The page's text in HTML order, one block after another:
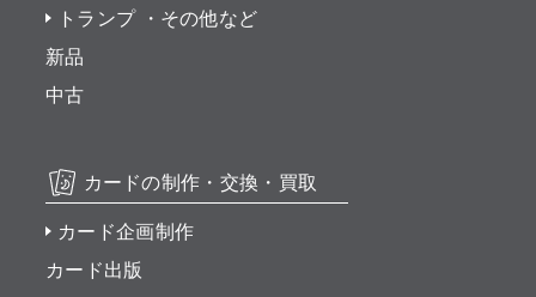
トランプ ・その他など
新品
中古
カードの制作・交換・買取
カード企画制作
カード出版